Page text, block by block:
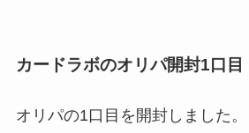
カードラボのオリパ開封1口目
オリパの1口目を開封しました